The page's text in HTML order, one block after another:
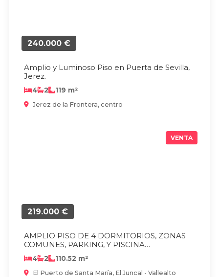
240.000 €
Amplio y Luminoso Piso en Puerta de Sevilla,
Jerez.
4 2 119 m²
Jerez de la Frontera, centro
VENTA
219.000 €
AMPLIO PISO DE 4 DORMITORIOS, ZONAS
COMUNES, PARKING, Y PISCINA
COMUNITARIA, EN VALLEALTO.
4 2 110.52 m²
El Puerto de Santa María, El Juncal - Vallealto